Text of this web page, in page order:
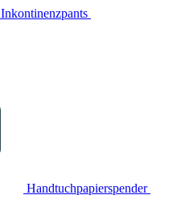
Inkontinenzpants
Handtuchpapierspender